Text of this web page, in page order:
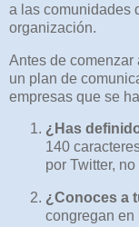
a las comunidades
organización.
Antes de comenzar
un plan de
empresas que se
¿Has
140
por Twitter,
¿Conoces a
congregan en